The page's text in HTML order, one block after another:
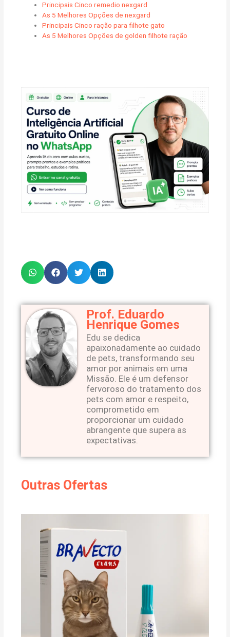
Principais Cinco remedio nexgard
As 5 Melhores Opções de nexgard
Principais Cinco ração para filhote gato
As 5 Melhores Opções de golden filhote ração
Prof. Eduardo
Henrique Gomes
Edu se dedica
apaixonadamente ao cuidado
de pets, transformando seu
amor por animais em uma
Missão. Ele é um defensor
fervoroso do tratamento dos
pets com amor e respeito,
comprometido em
proporcionar um cuidado
abrangente que supera as
expectativas.
Outras Ofertas